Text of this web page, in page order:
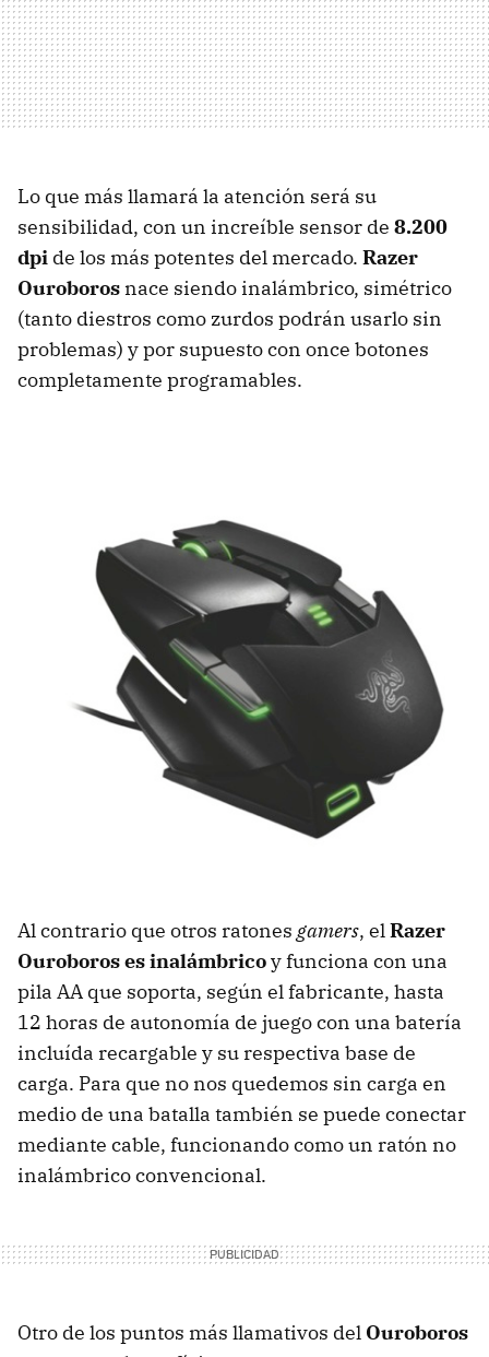
Lo que más llamará la atención será su
sensibilidad, con un increíble sensor de 8.200
dpi de los más potentes del mercado. Razer
Ouroboros nace siendo inalámbrico, simétrico
(tanto diestros como zurdos podrán usarlo sin
problemas) y por supuesto con once botones
completamente programables.
Al contrario que otros ratones gamers, elRazer
Ouroboros es inalámbricoy funciona con una
pila AA que soporta, según el fabricante, hasta
12 horas de autonomía de juego con una batería
incluída recargable y su respectiva base de
carga. Para que no nos quedemos sin carga en
medio de una batalla también se puede conectar
mediante cable, funcionando como un ratón no
inalámbrico convencional.
Otro de los puntos más llamativos del Ouroboros